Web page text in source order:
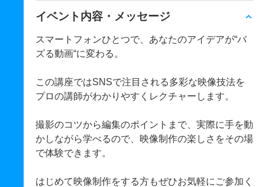
イベント内容・メッセージ
スマートフォンひとつで、あなたのアイデアが“バ
ズる動画“に変わる。
この講座ではSNSで注目される多彩な映像技法を
プロの講師がわかりやすくレクチャーします。
撮影のコツから編集のポイントまで、実際に手を動
かしながら学べるので、映像制作の楽しさをその場
で体験できます。
はじめて映像制作をする方もぜひお気軽にご参加く